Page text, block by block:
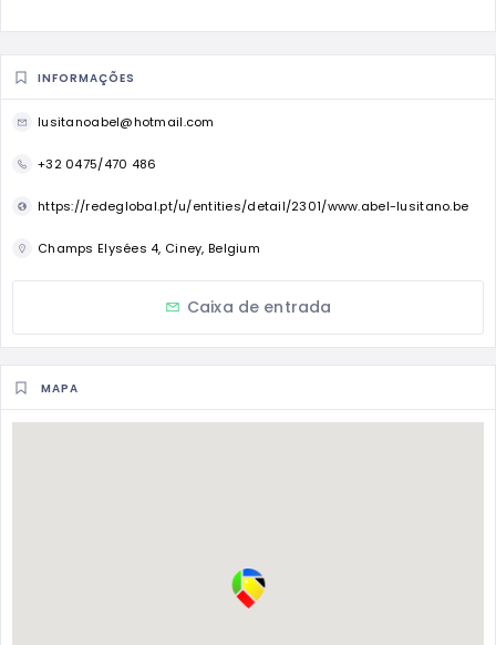
INFORMAÇÕES
lusitanoabel@hotmail.com
+32 0475/470 486
https://redeglobal.pt/u/entities/detail/2301/www.abel-lusitano.be
Champs Elysées 4, Ciney, Belgium
Caixa de entrada
MAPA